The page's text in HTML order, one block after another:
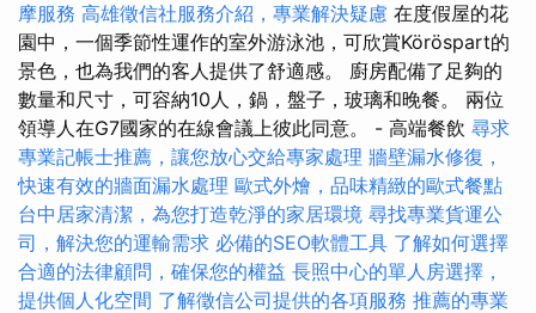
摩服務 高雄徵信社服務介紹，專業解決疑慮 在度假屋的花
園中，一個季節性運作的室外游泳池，可欣賞Köröspart的
景色，也為我們的客人提供了舒適感。 廚房配備了足夠的
數量和尺寸，可容納10人，鍋，盤子，玻璃和晚餐。 兩位
領導人在G7國家的在線會議上彼此同意。 - 高端餐飲 尋求
專業記帳士推薦，讓您放心交給專家處理 牆壁漏水修復，
快速有效的牆面漏水處理 歐式外燴，品味精緻的歐式餐點
台中居家清潔，為您打造乾淨的家居環境 尋找專業貨運公
司，解決您的運輸需求 必備的SEO軟體工具 了解如何選擇
合適的法律顧問，確保您的權益 長照中心的單人房選擇，
提供個人化空間 了解徵信公司提供的各項服務 推薦的專業